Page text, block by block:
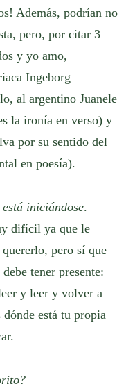
Además, podrían no
pero, por citar 3
y yo amo,
Ingeborg
al argentino Juanele
la ironía en verso) y
por su sentido del
en poesía).
iniciándose.
difícil ya que le
pero sí que
tener presente:
y leer y volver a
está tu propia